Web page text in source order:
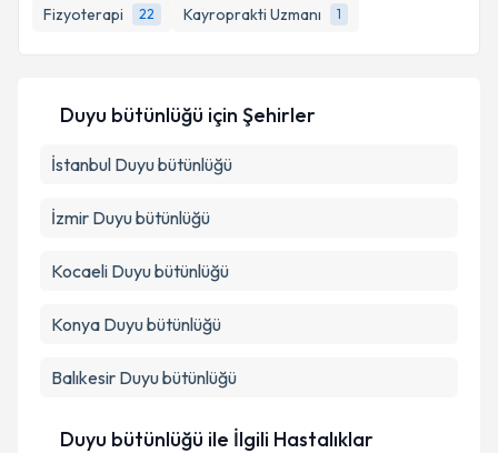
Fizyoterapi
22 Kayroprakti Uzmanı 1
bilgilendireceğiz.
E-posta Adresiniz
Kişisel verilerimin işlenmesine ilişkin
kapsamda işlenmesini kabul ediyorum.
Takvim Talebini Gönder
Duyu bütünlüğü için Şehirler
İstanbul Duyu bütünlüğü
İzmir Duyu bütünlüğü
Kocaeli Duyu bütünlüğü
Konya Duyu bütünlüğü
Balıkesir Duyu bütünlüğü
Duyu bütünlüğü ile İlgili Hastalıklar